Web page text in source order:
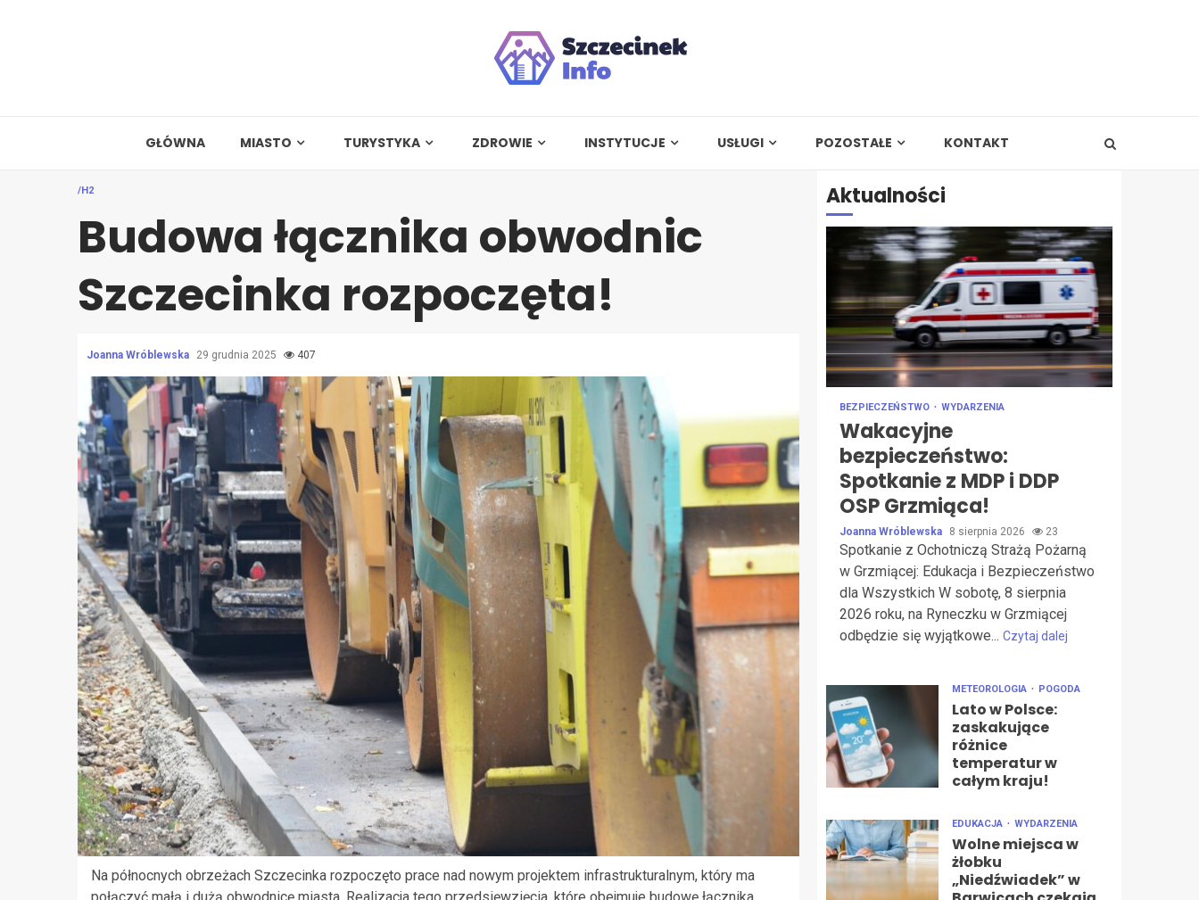
GŁÓWNA MIASTO TURYSTYKA ZDROWIE INSTYTUCJE USŁUGI POZOSTAŁE KONTAKT
/H2
Budowa łącznika obwodnic
Szczecinka rozpoczęta!
Joanna Wróblewska 29 grudnia 2025 407
Na północnych obrzeżach Szczecinka rozpoczęto prace nad nowym projektem infrastrukturalnym, który ma
Aktualności
BEZPIECZEŃSTWO WYDARZENIA
Wakacyjne
bezpieczeństwo:
Spotkanie z MDP i DDP
OSP Grzmiąca!
Joanna Wróblewska 8 sierpnia 2026 23
Spotkanie z Ochotniczą Strażą Pożarną
w Grzmiącej: Edukacja i Bezpieczeństwo
dla Wszystkich W sobotę, 8 sierpnia
2026 roku, na Ryneczku w Grzmiącej
odbędzie się wyjątkowe... Czytaj dalej
METEOROLOGIA POGODA
Lato w Polsce:
zaskakujące
różnice
temperatur w
całym kraju!
EDUKACJA WYDARZENIA
Wolne miejsca w
żłobku
„Niedźwiadek” w